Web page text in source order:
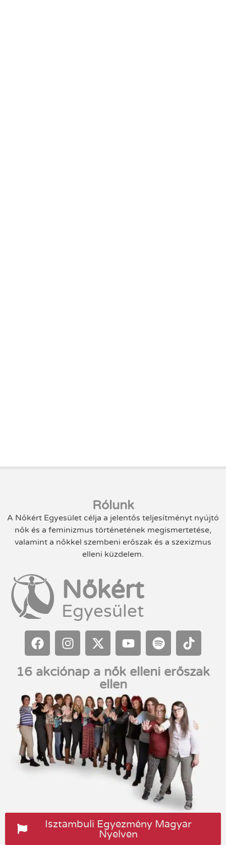
Rólunk
A Nőkért Egyesület célja a jelentős teljesítményt nyújtó
nők és a feminizmus történetének megismertetése,
valamint a nőkkel szembeni erőszak és a szexizmus
elleni küzdelem.
Nőkért
Egyesület
16 akciónap a nők elleni erőszak
ellen
Isztambuli Egyezmény Magyar
Nyelven